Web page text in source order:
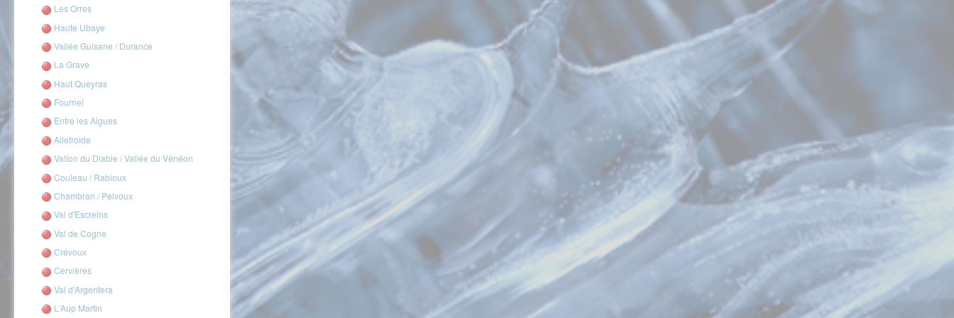
Les Orres
Haute Ubaye
Vallée Guisane / Durance
La Grave
Haut Queyras
Fournel
Entre les Aigues
Ailefroide
Vallon du Diable / Vallée du Vénéon
Couleau / Rabioux
Chambran / Pelvoux
Val d'Escreins
Val de Cogne
Crévoux
Cervières
Val d'Argentera
L'Aup Martin